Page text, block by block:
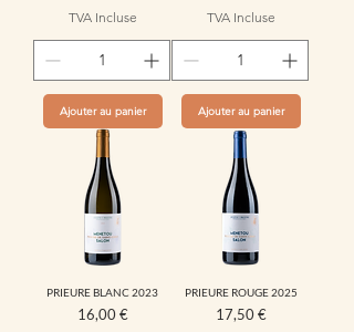
TVA Incluse
Ajouter au panier
TVA Incluse
Ajouter au panier
PRIEURE BLANC 2023
Prix
16,00 €
PRIEURE ROUGE 2025
Prix
17,50 €